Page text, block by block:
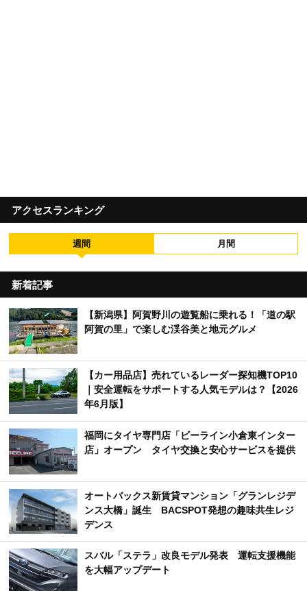
アクセスランキング
週間 月間
新着記事
【新潟県】阿賀野川の遊覧船に乗れる！「道の駅
阿賀の里」で楽しむ渓谷美と地元グルメ
【カー用品店】売れているレーダー探知機TOP10
｜安全運転をサポートする人気モデルは？【2026
年6月版】
福岡にタイヤ専門店「ビーライン小倉東インター
店」オープン タイヤ交換と安心サービスを提供
オートバックス新賃貸マンション「グランレジデ
ンス大橋」誕生 BACSPOT発想の趣味共生レジ
デンス
スバル「ステラ」改良モデル発表 運転支援機能
を大幅アップデート